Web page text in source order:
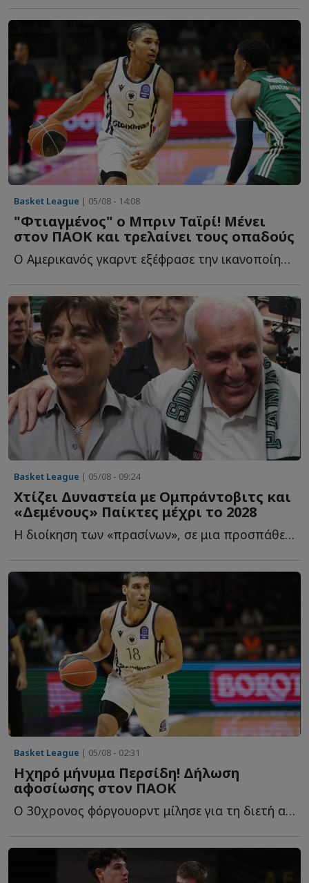
Basket League | 05/08 - 14:08
"Φτιαγμένος" ο Μπριν Ταϊρί! Μένει
στον ΠΑΟΚ και τρελαίνει τους οπαδούς
Ο Αμερικανός γκαρντ εξέφρασε την ικανοποίησή του για τ...
Basket League | 05/08 - 09:24
Χτίζει Δυναστεία με Ομπράντοβιτς και
«Δεμένους» Παίκτες μέχρι το 2028
Η διοίκηση των «πρασίνων», σε μια προσπάθεια να επαναφέρει τ...
Basket League | 05/08 - 02:31
Ηχηρό μήνυμα Περσίδη! Δήλωση
αφοσίωσης στον ΠΑΟΚ
Ο 30χρονος φόργουορντ μίλησε για τη διετή ανανέωση, τ...